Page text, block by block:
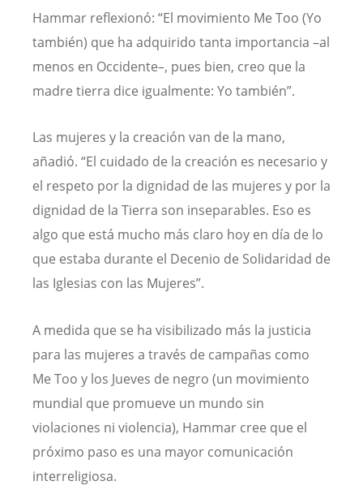
Hammar reflexionó: “El movimiento Me Too (Yo
también) que ha adquirido tanta importancia –al
menos en Occidente–, pues bien, creo que la
madre tierra dice igualmente: Yo también”.
Las mujeres y la creación van de la mano,
añadió. “El cuidado de la creación es necesario y
el respeto por la dignidad de las mujeres y por la
dignidad de la Tierra son inseparables. Eso es
algo que está mucho más claro hoy en día de lo
que estaba durante el Decenio de Solidaridad de
las Iglesias con las Mujeres”.
A medida que se ha visibilizado más la justicia
para las mujeres a través de campañas como
Me Too y los Jueves de negro (un movimiento
mundial que promueve un mundo sin
violaciones ni violencia), Hammar cree que el
próximo paso es una mayor comunicación
interreligiosa.